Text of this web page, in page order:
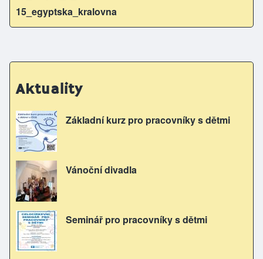
15_egyptska_kralovna
Aktuality
Základní kurz pro pracovníky s dětmi
Vánoční divadla
Seminář pro pracovníky s dětmi